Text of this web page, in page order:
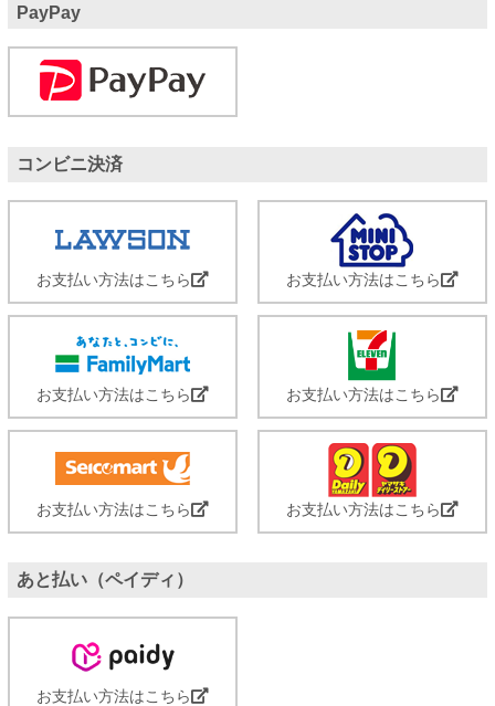
PayPay
コンビニ決済
お支払い方法はこちら お支払い方法はこちら
お支払い方法はこちら お支払い方法はこちら
お支払い方法はこちら お支払い方法はこちら
あと払い（ペイディ）
お支払い方法はこちら